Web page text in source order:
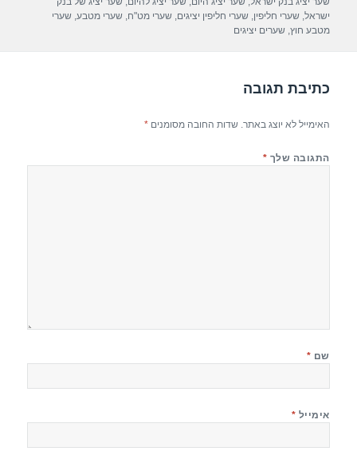
o
o
ישראל,שערי חליפין,שערי חליפין יציגים,שערי מט"ח,שערי מטבע,שערי
מטבע חוץ,שערים יציגים
כתיבת תגובה
האימייל לא יוצג באתר. שדות החובה מסומנים*
התגובה שלך *
שם *
אימייל *